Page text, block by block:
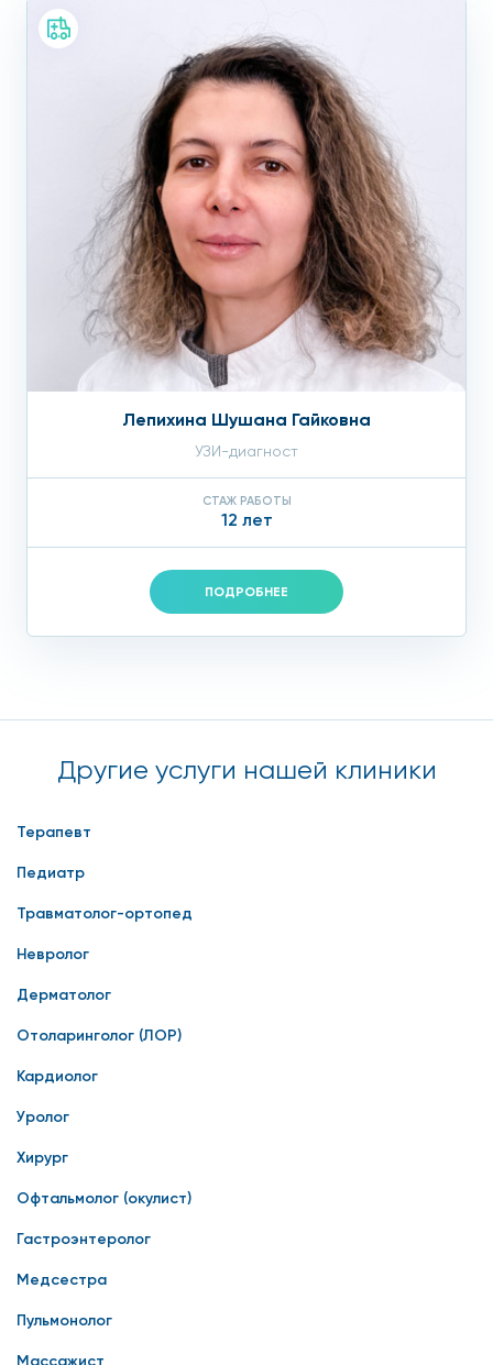
Лепихина Шушана Гайковна
УЗИ-диагност
СТАЖ РАБОТЫ
12 лет
ПОДРОБНЕЕ
Другие услуги нашей клиники
Терапевт
Педиатр
Травматолог-ортопед
Невролог
Дерматолог
Отоларинголог (ЛОР)
Кардиолог
Уролог
Хирург
Офтальмолог (окулист)
Гастроэнтеролог
Медсестра
Пульмонолог
Массажист